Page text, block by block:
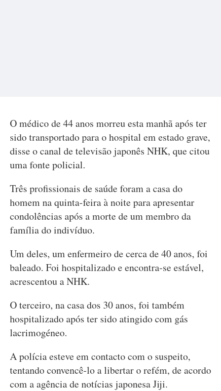
O médico de 44 anos morreu esta manhã após ter
sido transportado para o hospital em estado grave,
disse o canal de televisão japonês NHK, que citou
uma fonte policial.
Três profissionais de saúde foram a casa do
homem na quinta-feira à noite para apresentar
condolências após a morte de um membro da
família do indivíduo.
Um deles, um enfermeiro de cerca de 40 anos, foi
baleado. Foi hospitalizado e encontra-se estável,
acrescentou a NHK.
O terceiro, na casa dos 30 anos, foi também
hospitalizado após ter sido atingido com gás
lacrimogéneo.
A polícia esteve em contacto com o suspeito,
tentando convencê-lo a libertar o refém, de acordo
com a agência de notícias japonesa Jiji.